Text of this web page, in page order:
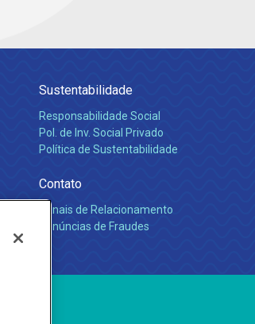
Sustentabilidade
Responsabilidade Social
Pol. de Inv. Social Privado
Política de Sustentabilidade
Contato
Canais de Relacionamento
Denúncias de Fraudes